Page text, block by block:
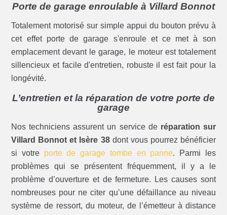
Porte de garage enroulable à Villard Bonnot
Totalement motorisé sur simple appui du bouton prévu à
cet effet porte de garage s'enroule et ce met à son
emplacement devant le garage, le moteur est totalement
sillencieux et facile d'entretien, robuste il est fait pour la
longévité.
L’entretien et la réparation de votre porte de
garage
Nos techniciens assurent un service de réparation sur
Villard Bonnot et Isère 38dont vous pourrez bénéficier
si votre porte de garage tombe en panne. Parmi les
problèmes qui se présentent fréquemment, il y a le
problème d’ouverture et de fermeture. Les causes sont
nombreuses pour ne citer qu’une défaillance au niveau
système de ressort, du moteur, de l’émetteur à distance